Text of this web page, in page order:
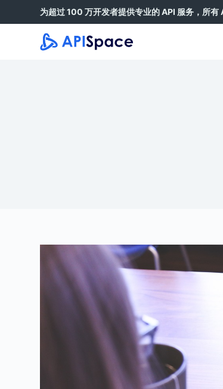
为超过 100 万开发者提供专业的 API 服务，所有